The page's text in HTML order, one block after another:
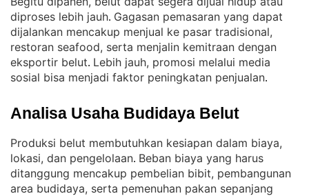
diproses lebih jauh. Gagasan pemasaran yang dapat
dijalankan mencakup menjual ke pasar tradisional,
restoran seafood, serta menjalin kemitraan dengan
eksportir belut. Lebih jauh, promosi melalui media
sosial bisa menjadi faktor peningkatan penjualan.
Analisa Usaha Budidaya Belut
Produksi belut membutuhkan kesiapan dalam biaya,
lokasi, dan pengelolaan. Beban biaya yang harus
ditanggung mencakup pembelian bibit, pembangunan
area budidaya, serta pemenuhan pakan sepanjang